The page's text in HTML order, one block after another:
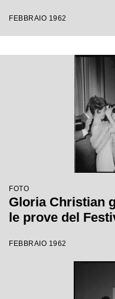
FEBBRAIO 1962
FOTO
Gloria Christian
le prove del
FEBBRAIO 1962